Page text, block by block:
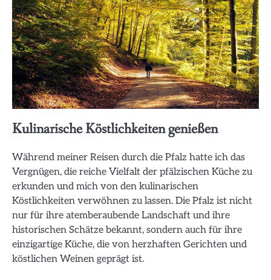
Kulinarische Köstlichkeiten genießen
Während meiner Reisen durch die Pfalz hatte ich das
Vergnügen, die reiche Vielfalt der pfälzischen Küche zu
erkunden und mich von den kulinarischen
Köstlichkeiten verwöhnen zu lassen. Die Pfalz ist nicht
nur für ihre atemberaubende Landschaft und ihre
historischen Schätze bekannt, sondern auch für ihre
einzigartige Küche, die von herzhaften Gerichten und
köstlichen Weinen geprägt ist.